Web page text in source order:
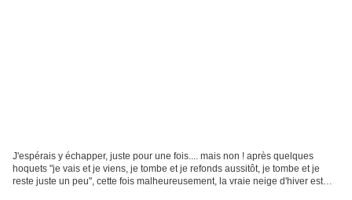
J'espérais y échapper, juste pour une fois.... mais non ! après quelques
hoquets "je vais et je viens, je tombe et je refonds aussitôt, je tombe et je
reste juste un peu", cette fois malheureusement, la vraie neige d'hiver est